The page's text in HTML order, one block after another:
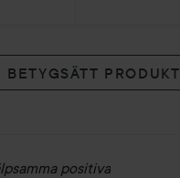
BETYGSÄTT
positiva